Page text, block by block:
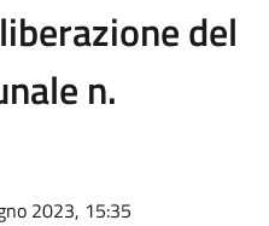
del
n.
2023, 15:35